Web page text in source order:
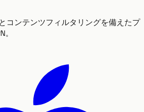
コンテンツフィルタリングを備えたプ